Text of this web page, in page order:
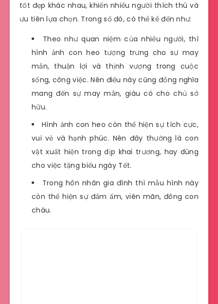
tốt đẹp khác nhau, khiến nhiều người thích thú và
ưu tiên lựa chọn. Trong số đó, có thể kể đến như:
Theo như quan niệm của nhiều người, thì
hình ảnh con heo tượng trưng cho sự may
mắn, thuận lợi và thịnh vượng trong cuộc
sống, công việc. Nên điều này cũng đồng nghĩa
mang đến sự may mắn, giàu có cho chủ sở
hữu.
Hình ảnh con heo còn thể hiện sự tích cực,
vui vẻ và hạnh phúc. Nên đây thường là con
vật xuất hiện trong dịp khai trương, hay dùng
cho việc tặng biếu ngày Tết.
Trong hôn nhân gia đình thì mẫu hình này
còn thể hiện sự đầm ấm, viên mãn, đông con
cháu.